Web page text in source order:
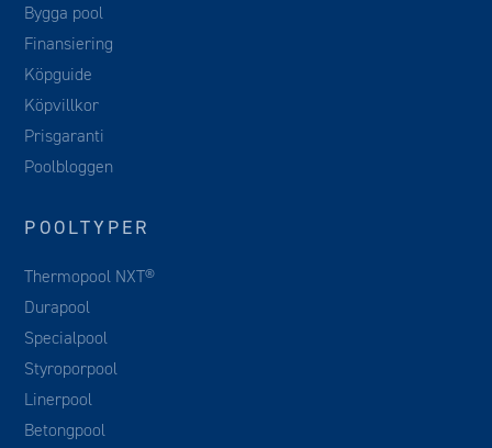
Bygga pool
Finansiering
Köpguide
Köpvillkor
Prisgaranti
Poolbloggen
POOLTYPER
Thermopool NXT®
Durapool
Specialpool
Styroporpool
Linerpool
Betongpool